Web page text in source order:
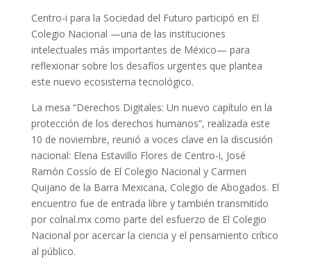
Centro-i para la Sociedad del Futuro participó en El
Colegio Nacional —una de las instituciones
intelectuales más importantes de México— para
reflexionar sobre los desafíos urgentes que plantea
este nuevo ecosistema tecnológico.
La mesa “Derechos Digitales: Un nuevo capítulo en la
protección de los derechos humanos”, realizada este
10 de noviembre, reunió a voces clave en la discusión
nacional: Elena Estavillo Flores de Centro-i, José
Ramón Cossío de El Colegio Nacional y Carmen
Quijano de la Barra Mexicana, Colegio de Abogados. El
encuentro fue de entrada libre y también transmitido
por colnal.mx como parte del esfuerzo de El Colegio
Nacional por acercar la ciencia y el pensamiento crítico
al público.